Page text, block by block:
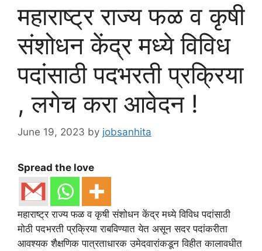
महाराष्ट्र राज्य फळ व कृषी
संशोधन केंद्र मध्ये विविध
पदांसाठी पदभरती प्रक्रिया
, लगेच करा आवेदन !
June 19, 2023 by jobsanhita
Spread the love
महाराष्ट्र राज्य फळ व कृषी संशोधन केंद्र मध्ये विविध पदांसाठी
मोठी पदभरती प्रक्रिया राबविण्यात येत असून सदर पदांकरीता
आवश्यक शैक्षणिक पात्रताधारक उमेदवारांकडून विहीत कालावधीत